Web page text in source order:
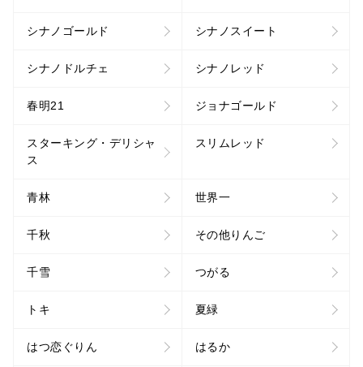
シナノゴールド シナノスイート
シナノドルチェ シナノレッド
春明21 ジョナゴールド
スターキング・デリシャ
ス
スリムレッド
青林 世界一
千秋 その他りんご
千雪 つがる
トキ 夏緑
はつ恋ぐりん はるか